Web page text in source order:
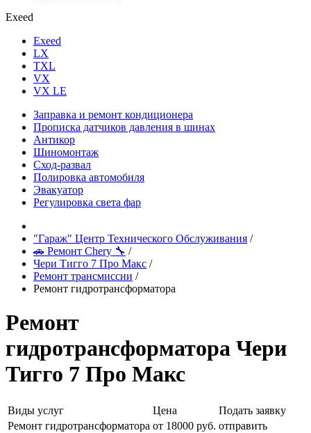
Exeed
Exeed
LX
TXL
VX
VX LE
Заправка и ремонт кондиционера
Прописка датчиков давления в шинах
Антикор
Шиномонтаж
Сход-развал
Полировка автомобиля
Эвакуатор
Регулировка света фар
"Гараж" Центр Технического Обслуживания /
🚗 Ремонт Chery 🔧 /
Чери Тигго 7 Про Макс /
Ремонт трансмиссии /
Ремонт гидротрансформатора
Ремонт
гидротрансформатора Чери
Тигго 7 Про Макс
Виды услуг Цена
Подать заявку
Ремонт гидротрансформатора от 18000 руб. отправить